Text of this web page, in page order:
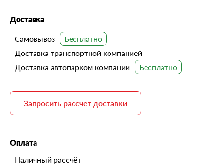
Доставка
Самовывоз
Доставка транспортной компанией
Доставка автопарком компании
Запросить рассчет доставки
Оплата
Наличный рассчёт